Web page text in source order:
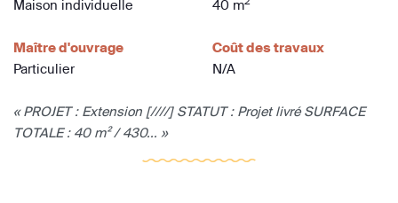
Maison individuelle
40 m
Maître d'ouvrage
Particulier
Coût des travaux
N/A
« PROJET : Extension [////] STATUT : Projet livré SURFACE
TOTALE : 40 m² / 430... »